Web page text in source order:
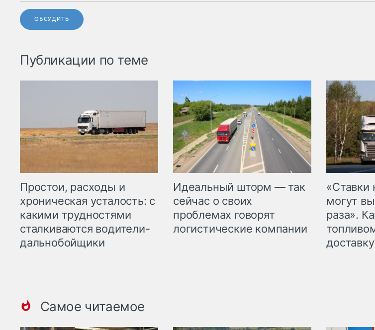
ОБСУДИТЬ
Публикации по теме
Простои, расходы и
хроническая усталость: с
какими трудностями
сталкиваются водители-
дальнобойщики
Идеальный шторм — так
сейчас о своих
проблемах говорят
логистические компании
«Ставки
могут
раза».
Самое читаемое